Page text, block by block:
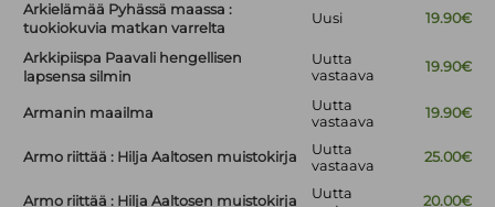
Arkielämää Pyhässä maassa :
tuokiokuvia matkan varrelta
Uusi 19.90€
Arkkipiispa Paavali hengellisen
lapsensa silmin
Uutta
vastaava
19.90€
Armanin maailma
Uutta
vastaava
19.90€
Armo riittää : Hilja Aaltosen muistokirja
Uutta
vastaava
25.00€
Armo riittää : Hilja Aaltosen muistokirja
Uutta
20.00€